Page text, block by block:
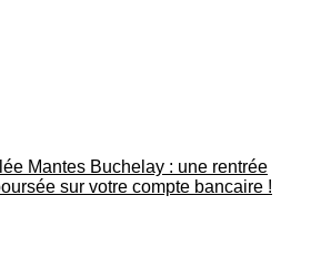
Mantes Buchelay : une rentrée
sur votre compte bancaire !